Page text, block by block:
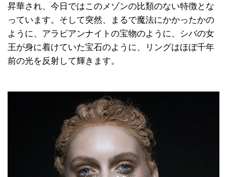
昇華され、今日ではこのメゾンの比類のない特徴とな
っています。そして突然、まるで魔法にかかったかの
ように、アラビアンナイトの宝物のように、シバの女
王が身に着けていた宝石のように、リングはほぼ千年
前の光を反射して輝きます。